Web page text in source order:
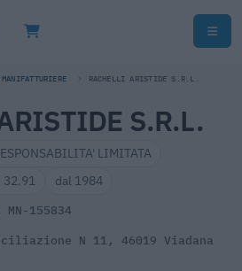
RACHELLI ARISTIDE S.R.L.
S.R.L.
LIMITATA
32.91 dal 1984
MN-155834
N 11, 46019 Viadana